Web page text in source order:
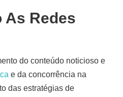
As Redes
do conteúdo noticioso e
e da concorrência na
das estratégias de